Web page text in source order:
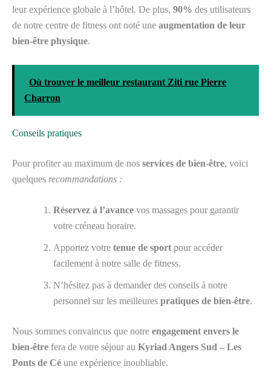
leur expérience globale à l’hôtel. De plus, 90% des utilisateurs
de notre centre de fitness ont noté une augmentation de leur
bien-être physique.
Où trouver le meilleur restaurant Ziti rue Pierre
Charron
Conseils pratiques
Pour profiter au maximum de nos services de bien-être, voici
quelques recommandations :
Réservez à l’avance vos massages pour garantir
votre créneau horaire.
Apportez votre tenue de sport pour accéder
facilement à notre salle de fitness.
N’hésitez pas à demander des conseils à notre
personnel sur les meilleures pratiques de bien-être.
Nous sommes convaincus que notre engagement envers le
bien-être fera de votre séjour au Kyriad Angers Sud – Les
Ponts de Cé une expérience inoubliable.